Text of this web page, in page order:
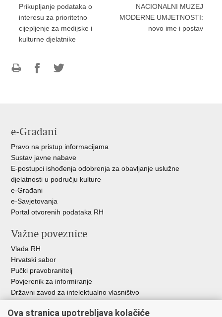
Prikupljanje podataka o
interesu za prioritetno
cijepljenje za medijske i
kulturne djelatnike
NACIONALNI MUZEJ
MODERNE UMJETNOSTI:
novo ime i postav
e-Građani
Pravo na pristup informacijama
Sustav javne nabave
E-postupci ishođenja odobrenja za obavljanje uslužne
djelatnosti u području kulture
e-Građani
e-Savjetovanja
Portal otvorenih podataka RH
Važne poveznice
Vlada RH
Hrvatski sabor
Pučki pravobranitelj
Povjerenik za informiranje
Državni zavod za intelektualno vlasništvo
HAKOM
Ova stranica upotrebljava kolačiće